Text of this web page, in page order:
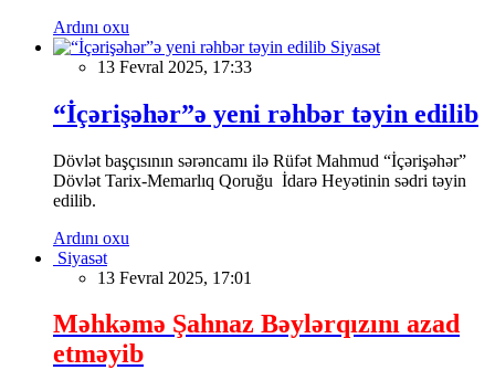
Ardını oxu
Siyasət
13 Fevral 2025, 17:33
“İçərişəhər”ə yeni rəhbər təyin edilib
Dövlət başçısının sərəncamı ilə Rüfət Mahmud “İçərişəhər”
Dövlət Tarix-Memarlıq Qoruğu İdarə Heyətinin sədri təyin
edilib.
Ardını oxu
Siyasət
13 Fevral 2025, 17:01
Məhkəmə Şahnaz Bəylərqızını azad
etməyib